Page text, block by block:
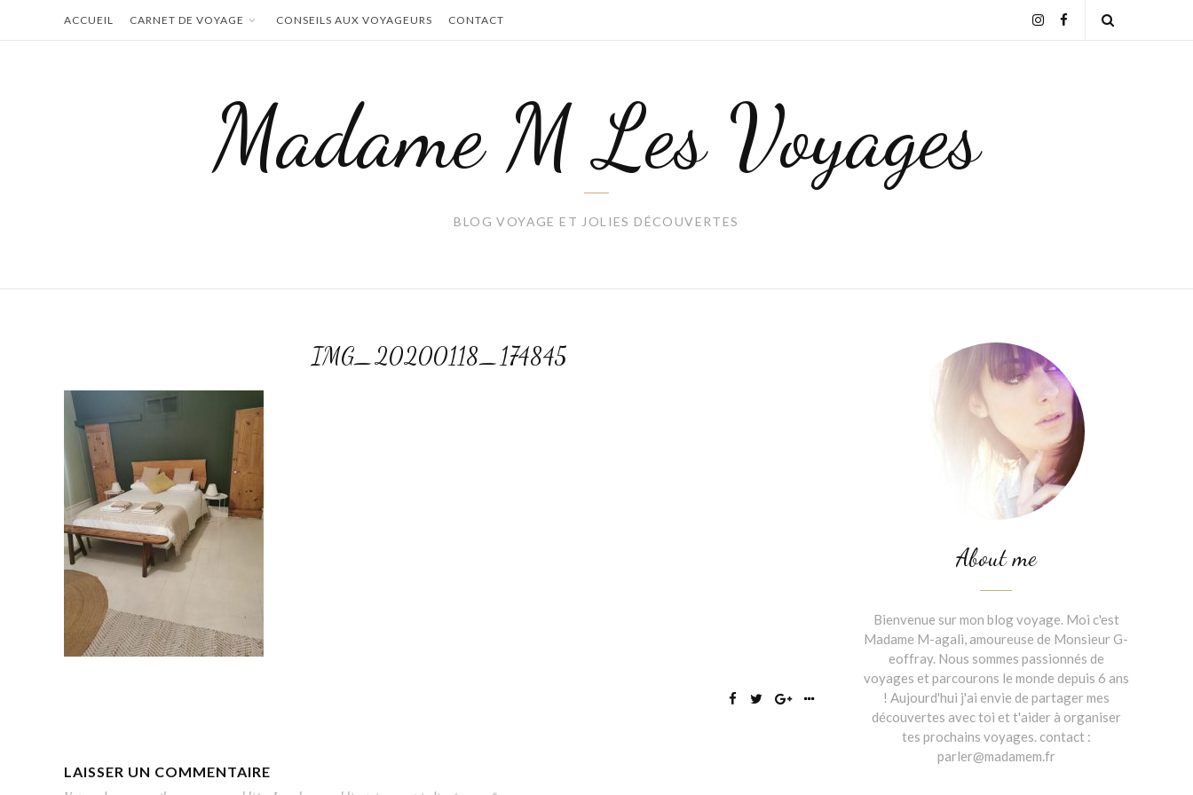
ACCUEIL CARNET DE VOYAGE CONSEILS AUX VOYAGEURS CONTACT Instagram
Facebook
Madame M Les Voyages
BLOG VOYAGE ET JOLIES DÉCOUVERTES
IMG_20200118_174845
LAISSER UN COMMENTAIRE
About me
Bienvenue sur mon blog voyage. Moi c'est
Madame M-agali, amoureuse de Monsieur G-
eoffray. Nous sommes passionnés de
voyages et parcourons le monde depuis 6 ans
! Aujourd'hui j'ai envie de partager mes
découvertes avec toi et t'aider à organiser
tes prochains voyages. contact :
parler@madamem.fr